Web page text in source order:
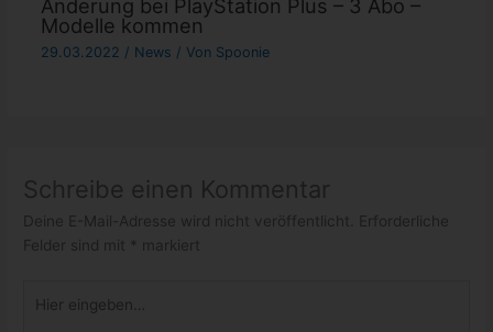
Änderung bei PlayStation Plus – 3 Abo –
Modelle kommen
29.03.2022 / News / Von Spoonie
Schreibe einen Kommentar
Deine E-Mail-Adresse wird nicht veröffentlicht.
Erforderliche
Felder sind mit
* markiert
eingeben…